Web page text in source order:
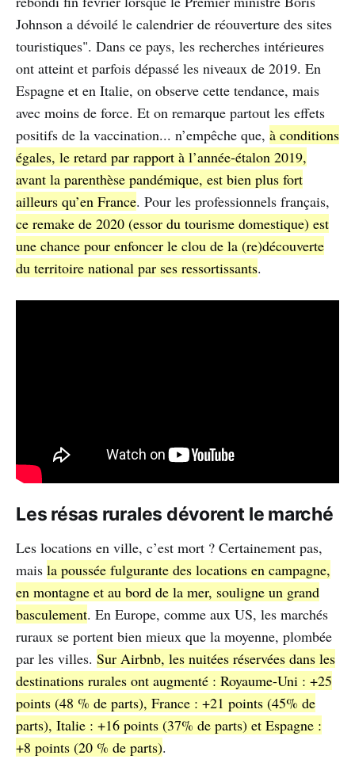
Johnson a dévoilé le calendrier de réouverture des sites
touristiques". Dans ce pays, les recherches intérieures
ont atteint et parfois dépassé les niveaux de 2019. En
Espagne et en Italie, on observe cette tendance, mais
avec moins de force. Et on remarque partout les effets
positifs de la vaccination... n’empêche que, à conditions
égales, le retard par rapport à l’année-étalon 2019,
avant la parenthèse pandémique, est bien plus fort
ailleurs qu’en France. Pour les professionnels français,
ce remake de 2020 (essor du tourisme domestique) est
une chance pour enfoncer le clou de la (re)découverte
du territoire national par ses ressortissants.
Les résas rurales dévorent le marché
Les locations en ville, c’est mort ? Certainement pas,
mais la poussée fulgurante des locations en campagne,
en montagne et au bord de la mer, souligne un grand
basculement. En Europe, comme aux US, les marchés
ruraux se portent bien mieux que la moyenne, plombée
par les villes. Sur Airbnb, les nuitées réservées dans les
destinations rurales ont augmenté : Royaume-Uni : +25
points (48 % de parts), France : +21 points (45% de
parts), Italie : +16 points (37% de parts) et Espagne :
+8 points (20 % de parts).